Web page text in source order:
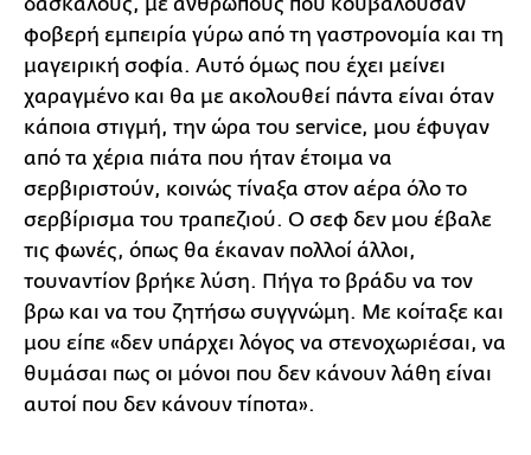
φοβερή εμπειρία γύρω από τη γαστρονομία και τη
μαγειρική σοφία. Αυτό όμως που έχει μείνει
χαραγμένο και θα με ακολουθεί πάντα είναι όταν
κάποια στιγμή, την ώρα του service, μου έφυγαν
από τα χέρια πιάτα που ήταν έτοιμα να
σερβιριστούν, κοινώς τίναξα στον αέρα όλο το
σερβίρισμα του τραπεζιού. Ο σεφ δεν μου έβαλε
τις φωνές, όπως θα έκαναν πολλοί άλλοι,
τουναντίον βρήκε λύση. Πήγα το βράδυ να τον
βρω και να του ζητήσω συγγνώμη. Με κοίταξε και
μου είπε «δεν υπάρχει λόγος να στενοχωριέσαι, να
θυμάσαι πως οι μόνοι που δεν κάνουν λάθη είναι
αυτοί που δεν κάνουν τίποτα».